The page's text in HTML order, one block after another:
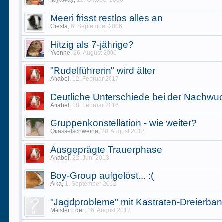
Meeri frisst restlos alles an
Cresta, 6. September 2006
Hitzig als 7-jährige?
Yvonne, 26. August 2006
"Rudelführerin" wird älter
Anabel , 12. Februar 2017
Deutliche Unterschiede bei der
Anabel , 18. Februar 2016
Gruppenkonstellation - wie weiter?
Quasselschweine, 28. August 2013
Ausgeprägte Trauerphase
Anabel , 22. Juni 2013
Boy-Group aufgelöst... :(
Aika, 1. September 2012
"Jagdprobleme" mit Kastraten-
Meister Eder, 16. August 2012